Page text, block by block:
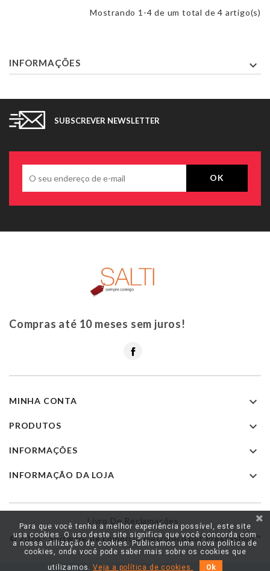
Mostrando 1-4 de um total de 4 artigo(s)
INFORMAÇÕES 
SUBSCREVER NEWSLETTER
Compras até 10 meses sem juros!
MINHA CONTA 
PRODUTOS 
INFORMAÇÕES 
INFORMAÇÃO DA LOJA 
Livro De Reclamações
© 2026 - Software de comércio eletrónico por PrestaShop™
Para que você tenha a melhor experiência possível, este site
usa cookies. O uso deste site significa que você concorda com
a nossa utilização de cookies. Publicamos uma nova política de
cookies, onde você pode saber mais sobre os cookies que
utilizamos. Veja a política de cookies. Ok